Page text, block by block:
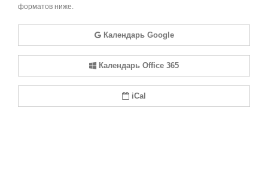
форматов ниже.
Календарь Google
Календарь Office 365
iCal